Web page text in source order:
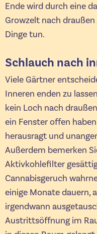
Ende wird durch eine
Growzelt nach
Dinge tun.
Schlauch nach
Viele Gärtner
Inneren enden zu
kein Loch nach
ein Fenster offen
herausragt und
Außerdem bemerken
Aktivkohlefilter
Cannabisgeruch
einige Monate dauern,
irgendwann
Austrittsöffnung im